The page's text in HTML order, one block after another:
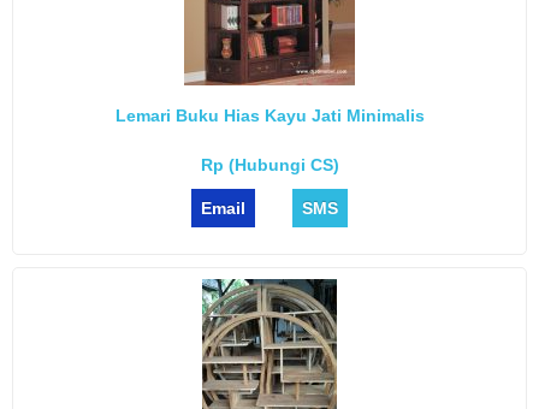
Lemari Buku Hias Kayu Jati Minimalis
Rp (Hubungi CS)
Email SMS